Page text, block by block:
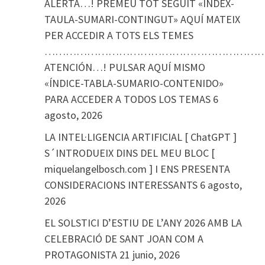
ALERTA…! PREMEU TOT SEGUIT «ÍNDEX-
TAULA-SUMARI-CONTINGUT» AQUÍ MATEIX
PER ACCEDIR A TOTS ELS TEMES
ATENCIÓN…! PULSAR AQUÍ MISMO
«ÍNDICE-TABLA-SUMARIO-CONTENIDO»
PARA ACCEDER A TODOS LOS TEMAS 6
agosto, 2026
LA INTEL·LIGENCIA ARTIFICIAL [ ChatGPT ]
S´INTRODUEIX DINS DEL MEU BLOC [
miquelangelbosch.com ] I ENS PRESENTA
CONSIDERACIONS INTERESSANTS 6 agosto,
2026
EL SOLSTICI D’ESTIU DE L’ANY 2026 AMB LA
CELEBRACIÓ DE SANT JOAN COM A
PROTAGONISTA 21 junio, 2026